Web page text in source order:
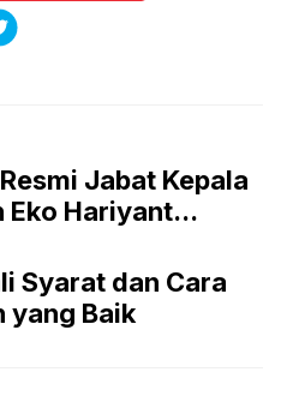
Jabat Kepala
Eko Hariyant...
Syarat dan Cara
yang Baik